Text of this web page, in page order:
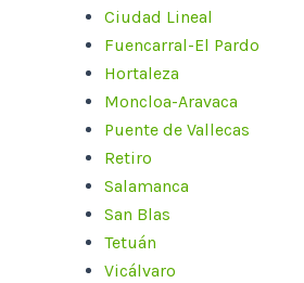
Ciudad Lineal
Fuencarral-El Pardo
Hortaleza
Moncloa-Aravaca
Puente de Vallecas
Retiro
Salamanca
San Blas
Tetuán
Vicálvaro